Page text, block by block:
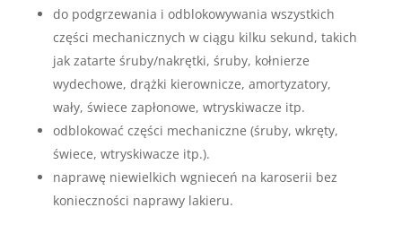
do podgrzewania i odblokowywania wszystkich
części mechanicznych w ciągu kilku sekund, takich
jak zatarte śruby/nakrętki, śruby, kołnierze
wydechowe, drążki kierownicze, amortyzatory,
wały, świece zapłonowe, wtryskiwacze itp.
odblokować części mechaniczne (śruby, wkręty,
świece, wtryskiwacze itp.).
naprawę niewielkich wgnieceń na karoserii bez
konieczności naprawy lakieru.